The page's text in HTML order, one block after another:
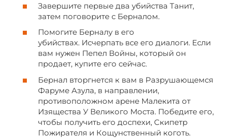
Завершите первые два убийства Танит,
затем поговорите с Берналом.
Помогите Берналу в его
убийствах. Исчерпать все его диалоги. Если
вам нужен Пепел Войны, который он
продает, купите его сейчас.
Бернал вторгнется к вам в Разрушающемся
Фаруме Азула, в направлении,
противоположном арене Малекита от
Изящества У Великого Моста. Победите его,
чтобы получить его доспехи, Скипетр
Пожирателя и Кощунственный коготь.